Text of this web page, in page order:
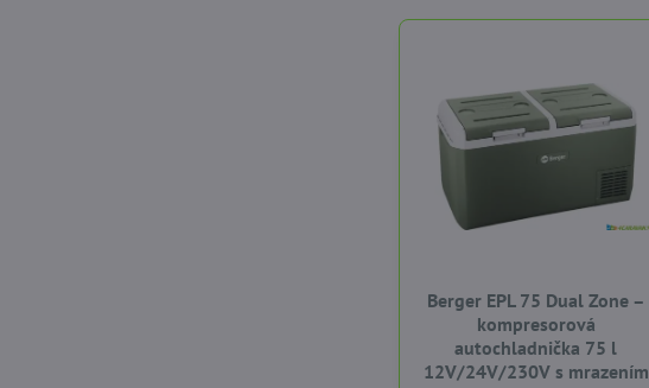
Berger EPL 75 Dual Zone –
kompresorová
autochladnička 75 l
12V/24V/230V s mrazením